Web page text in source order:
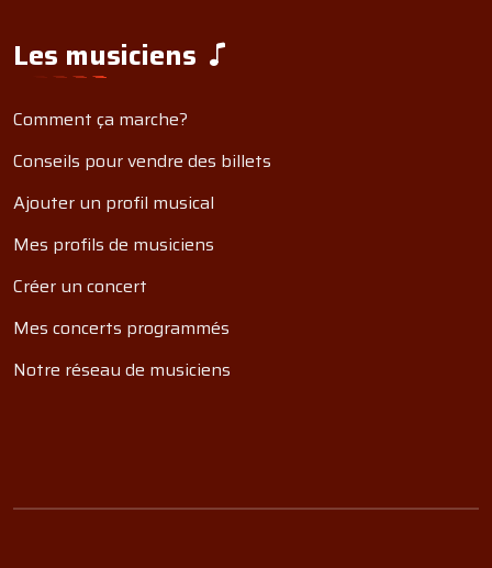
Les musiciens
Comment ça marche?
Conseils pour vendre des billets
Ajouter un profil musical
Mes profils de musiciens
Créer un concert
Mes concerts programmés
Notre réseau de musiciens